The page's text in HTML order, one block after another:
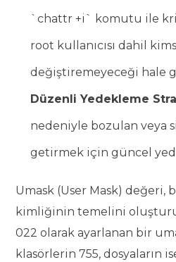
`chattr +i` komutu ile
root kullanıcısı dahil
değiştiremeyeceği hale
Düzenli Yedekleme
nedeniyle bozulan veya
getirmek için güncel
Umask (User Mask)
kimliğinin temelini
022 olarak ayarlanan bir
klasörlerin 755, dosyaların